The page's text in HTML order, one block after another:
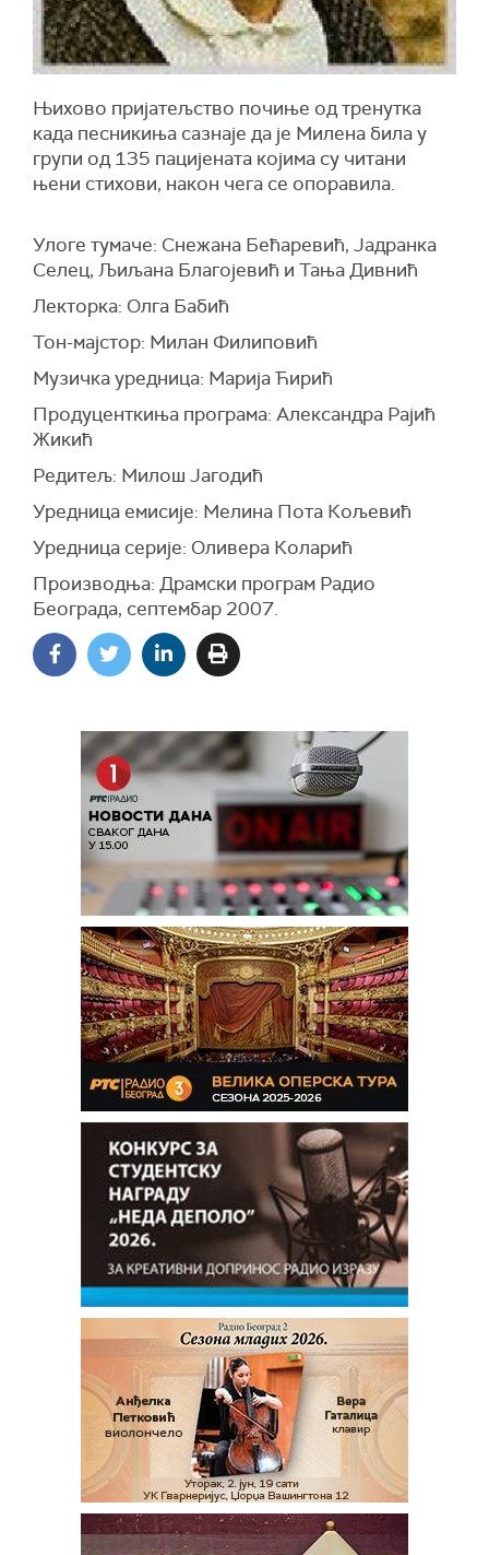
Њихово пријатељство почиње од тренутка
када песникиња сазнаје да је Милена била у
групи од 135 пацијената којима су читани
њени стихови, након чега се опоравила.
Улоге тумаче: Снежана Бећаревић, Јадранка
Селец, Љиљана Благојевић и Тања Дивнић
Лекторка: Олга Бабић
Тон-мајстор: Милан Филиповић
Музичка уредница: Марија Ћирић
Продуценткиња програма: Александра Рајић
Жикић
Редитељ: Милош Јагодић
Уредница емисије: Мелина Пота Кољевић
Уредница серије: Оливера Коларић
Производња: Драмски програм Радио
Београда, септембар 2007.